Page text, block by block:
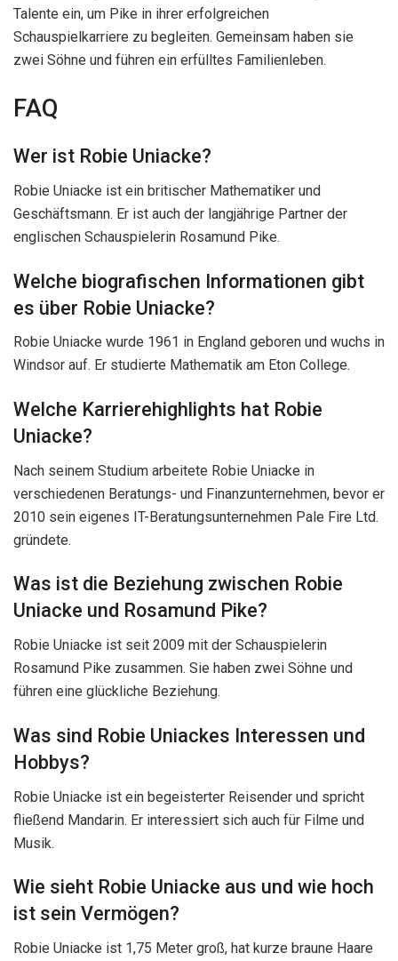
Talente ein, um Pike in ihrer erfolgreichen
Schauspielkarriere zu begleiten. Gemeinsam haben sie
zwei Söhne und führen ein erfülltes Familienleben.
FAQ
Wer ist Robie Uniacke?
Robie Uniacke ist ein britischer Mathematiker und
Geschäftsmann. Er ist auch der langjährige Partner der
englischen Schauspielerin Rosamund Pike.
Welche biografischen Informationen gibt
es über Robie Uniacke?
Robie Uniacke wurde 1961 in England geboren und wuchs in
Windsor auf. Er studierte Mathematik am Eton College.
Welche Karrierehighlights hat Robie
Uniacke?
Nach seinem Studium arbeitete Robie Uniacke in
verschiedenen Beratungs- und Finanzunternehmen, bevor er
2010 sein eigenes IT-Beratungsunternehmen Pale Fire Ltd.
gründete.
Was ist die Beziehung zwischen Robie
Uniacke und Rosamund Pike?
Robie Uniacke ist seit 2009 mit der Schauspielerin
Rosamund Pike zusammen. Sie haben zwei Söhne und
führen eine glückliche Beziehung.
Was sind Robie Uniackes Interessen und
Hobbys?
Robie Uniacke ist ein begeisterter Reisender und spricht
fließend Mandarin. Er interessiert sich auch für Filme und
Musik.
Wie sieht Robie Uniacke aus und wie hoch
ist sein Vermögen?
Robie Uniacke ist 1,75 Meter groß, hat kurze braune Haare